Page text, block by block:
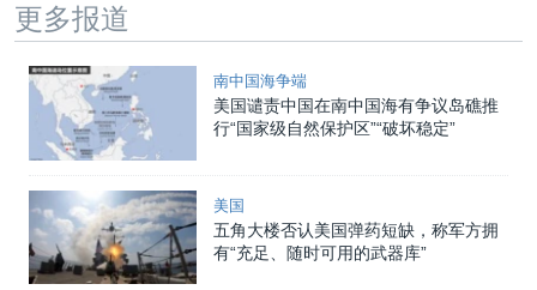
更多报道
南中国海争端
美国谴责中国在南中国海有争议岛礁推
行“国家级自然保护区”“破坏稳定”
美国
五角大楼否认美国弹药短缺，称军方拥
有“充足、随时可用的武器库”